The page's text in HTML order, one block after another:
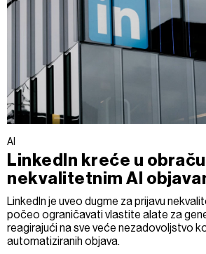
AI
LinkedIn kreće u
nekvalitetnim AI
LinkedIn je uveo dugme za prijavu
počeo ograničavati vlastite alate za
reagirajući na sve veće nezadovoljstvo
automatiziranih objava.